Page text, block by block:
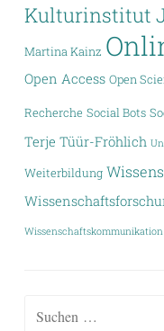
Kulturinstitut
Martina Kainz
Open Access Open
Recherche Social Bots
Terje Tüür-Fröhlich
Weiterbildung
Wissenschaftskommunikation
Suchen